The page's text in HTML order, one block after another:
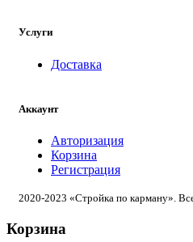
Услуги
Доставка
Аккаунт
Авторизация
Корзина
Регистрация
2020-2023 «Стройка по карману».
Корзина